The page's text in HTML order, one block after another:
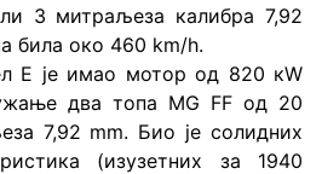
3 митраљеза калибра 7,92
била око 460 km/h.
Е је имао мотор од 820 кW
два топа MG FF од 20
7,92 mm. Био је солидних
(изузетних за 1940